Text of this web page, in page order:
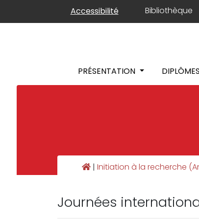
Panneau de gestion des cookies
Accessibilité Bibliothèque
PRÉSENTATION DIPLÔMES
| Initiation à la recherche
Journées